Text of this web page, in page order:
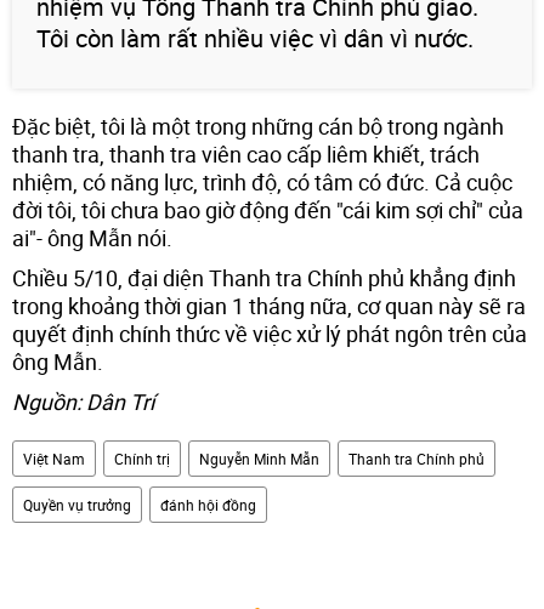
Tôi còn làm rất nhiều việc vì dân vì nước.
Đặc biệt, tôi là một trong những cán bộ trong ngành
thanh tra, thanh tra viên cao cấp liêm khiết, trách
nhiệm, có năng lực, trình độ, có tâm có đức. Cả cuộc
đời tôi, tôi chưa bao giờ động đến "cái kim sợi chỉ" của
ai"- ông Mẫn nói.
Chiều 5/10, đại diện Thanh tra Chính phủ khẳng định
trong khoảng thời gian 1 tháng nữa, cơ quan này sẽ ra
quyết định chính thức về việc xử lý phát ngôn trên của
ông Mẫn.
Nguồn: Dân Trí
Việt Nam Chính trị Nguyễn Minh Mẫn Thanh tra Chính phủ
Quyền vụ trưởng đánh hội đồng